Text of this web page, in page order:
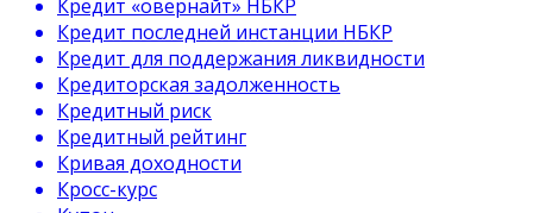
Кредит «овернайт» НБКР
Кредит последней инстанции НБКР
Кредит для поддержания ликвидности
Кредиторская задолженность
Кредитный риск
Кредитный рейтинг
Кривая доходности
Кросс-курс